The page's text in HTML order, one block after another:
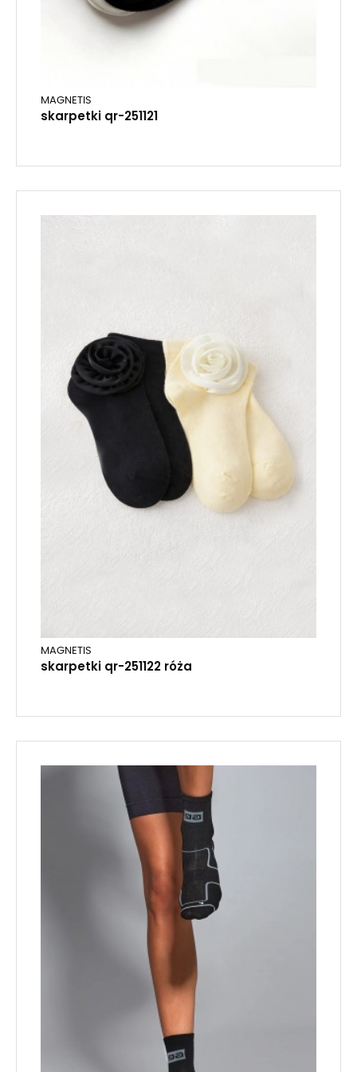
MAGNETIS
skarpetki qr-251121
MAGNETIS
skarpetki qr-251122 róża